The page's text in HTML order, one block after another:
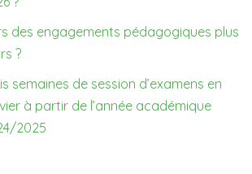
des engagements pédagogiques plus
?
semaines de session d’examens en
à partir de l’année académique
2025